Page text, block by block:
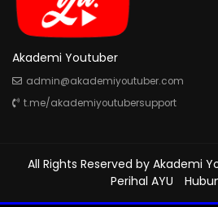
Akademi Youtuber
admin@akademiyoutuber.com
t.me/akademiyoutubersupport
All Rights Reserved by Akademi
Perihal AYU